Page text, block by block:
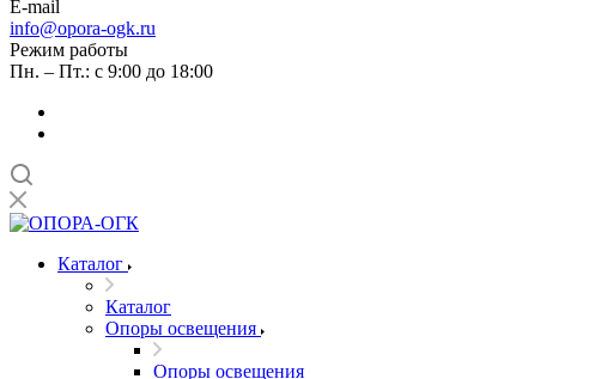
E-mail
info@opora-ogk.ru
Режим работы
Пн. – Пт.: с 9:00 до 18:00
Каталог
Каталог
Опоры освещения
Опоры освещения